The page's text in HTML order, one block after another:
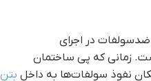
ضدسولفات در اجرای
زمانی که پی ساختمان
نفوذ سولفات‌ها به داخل بتن